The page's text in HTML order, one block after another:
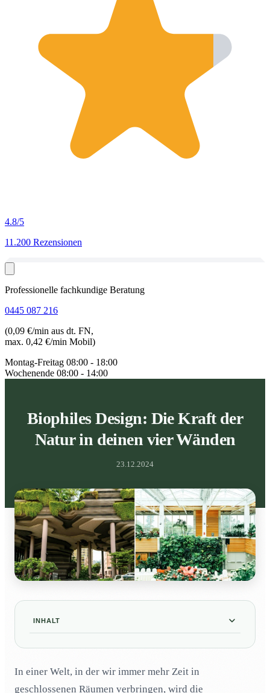
4.8/5
11.200 Rezensionen
Professionelle fachkundige Beratung
0445 087 216
(0,09 €/min aus dt. FN,
max. 0,42 €/min Mobil)
Montag-Freitag 08:00 - 18:00
Wochenende 08:00 - 14:00
Biophiles Design: Die Kraft der
Natur in deinen vier Wänden
23.12.2024
INHALT
Was ist Biophiles Design?
02Warum Biophiles Design wichtig ist
In einer Welt, in der wir immer mehr Zeit in
geschlossenen Räumen verbringen, wird die